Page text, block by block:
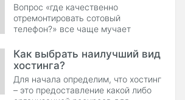
Вопрос «где качественно
отремонтировать сотовый
телефон?» все чаще мучает
Выбрать действительно
профессиональный сервис по
ремонту сотовых телефонов не так
просто. Не многие сервисные
центры способны выполнить ремонт
Как выбрать наилучший вид
хостинга?
Для начала определим, что хостинг
– это предоставление какой либо